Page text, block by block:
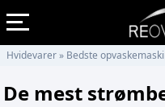
Hvidevarer» Bedste
De mest